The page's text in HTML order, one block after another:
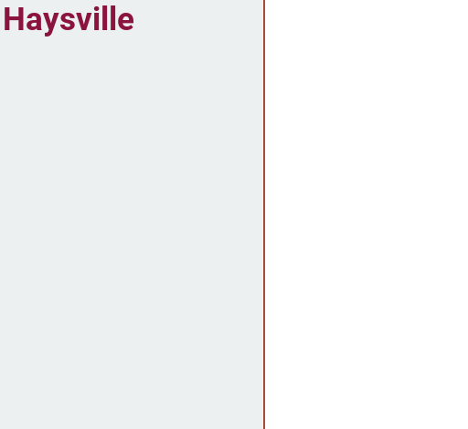
Comunidad Historias que inspiran